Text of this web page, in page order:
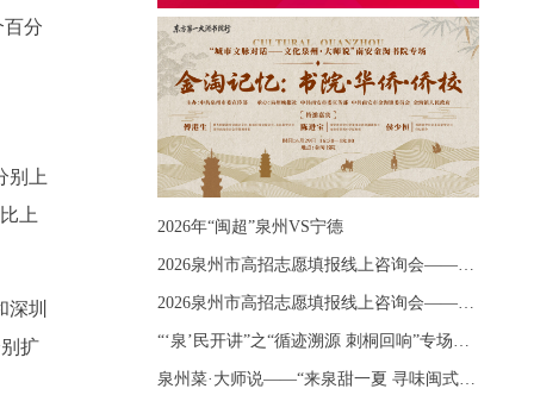
百分
别上
上
深圳
扩
2026年“闽超”泉州VS宁德